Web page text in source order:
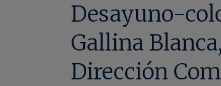
Desayuno-
Gallina
Dirección